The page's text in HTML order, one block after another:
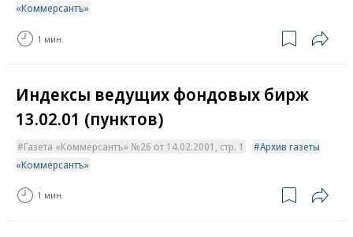
«Коммерсантъ»
1 мин.
Индексы ведущих фондовых бирж
13.02.01 (пунктов)
Газета «Коммерсантъ» №26 от 14.02.2001, стр. 1
Архив газеты
«Коммерсантъ»
1 мин.